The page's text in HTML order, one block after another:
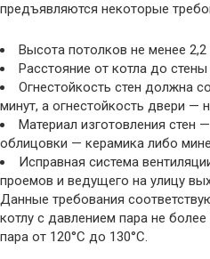
предъявляются некоторые
Высота потолков не менее 2,2
Расстояние от котла до
Огнестойкость стен должна
минут, а огнестойкость двери —
Материал изготовления стен
облицовки — керамика либо
Исправная система
проемов и ведущего на улицу
Данные требования
котлу с давлением пара не
пара от 120°C до 130°C.